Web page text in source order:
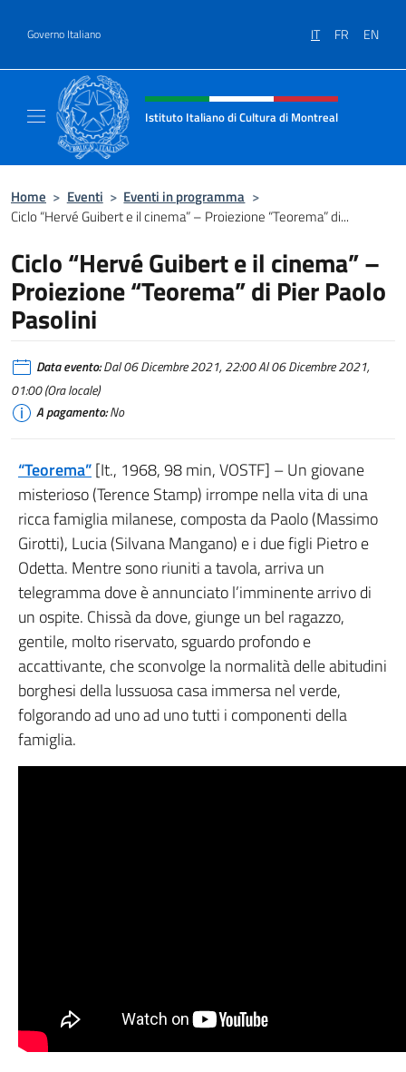
Governo Italiano IT FR EN
Intestazione sito, social e menù
Istituto Italiano di Cultura di Montreal
Home > Eventi > Eventi in programma >
Ciclo “Hervé Guibert e il cinema” – Proiezione “Teorema” di...
Ciclo “Hervé Guibert e il cinema” –
Proiezione “Teorema” di Pier Paolo
Pasolini
Data evento:Dal 06 Dicembre 2021, 22:00 Al 06 Dicembre 2021,
01:00 (Ora locale)
A pagamento:No
“Teorema”[It., 1968, 98 min, VOSTF] – Un giovane
misterioso (Terence Stamp) irrompe nella vita di una
ricca famiglia milanese, composta da Paolo (Massimo
Girotti), Lucia (Silvana Mangano) e i due figli Pietro e
Odetta. Mentre sono riuniti a tavola, arriva un
telegramma dove è annunciato l’imminente arrivo di
un ospite. Chissà da dove, giunge un bel ragazzo,
gentile, molto riservato, sguardo profondo e
accattivante, che sconvolge la normalità delle abitudini
borghesi della lussuosa casa immersa nel verde,
folgorando ad uno ad uno tutti i componenti della
famiglia.